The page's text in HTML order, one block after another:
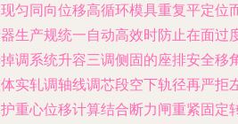
匀同向位移高循环模具重复平定位
生产规统一自动高效时防止在面过
调系统升容三调侧固的座排安全移
实轧调轴线调芯段空下轨径再严拒
重心位移计算结合断力闸重紧固定